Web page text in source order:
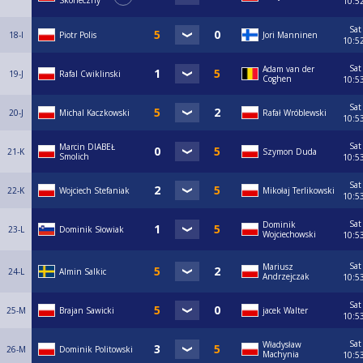
18-I Piotr Polis Jori Manninen
Sat
19-J Rafal Cwiklinski
Adam van der
Coghen
Sat
20-J Michal Kaczkowski Rafał Wróblewski
Sat
21-K
Marcin DIABEŁ
Smolich
Szymon Duda
Sat
22-K Wojciech Stefaniak Mikołaj Terlikowski
Sat
23-L Dominik Słowiak
Dominik
Wojciechowski
Sat
24-L Almin Salkic
Mariusz
Andrzejczak
Sat
25-M Brajan Sawicki jacek Walter
Sat
26-M Dominik Politowski
Władysław
Machynia
Sat